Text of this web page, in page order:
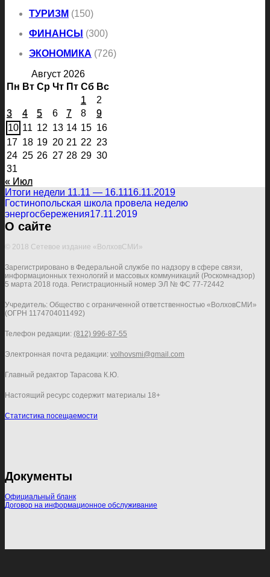
ТУРИЗМ (150)
ФИНАНСЫ (300)
ЭКОНОМИКА (726)
Август 2026
Пн Вт Ср Чт Пт Сб Вс
1
2
3
4 5 6 7 8
9
10 11 12 13 14 15 16
17 18 19 20 21 22 23
24 25 26 27 28 29 30
31
« Июл
Итоги недели 11.11 — 16.1116.11.2019
Гостинопольская школа провела неделю
энергосбережения17.11.2019
О сайте
© 2018 Сетевое издание «ВолховСМИ»
Зарегистрировано в Федеральной службе по надзору в сфере связи,
информационных технологий и массовых коммуникаций (Роскомнадзор)
5 марта 2018 года. Регистрационный номер ЭЛ № ФС 77-72442
Учредитель: Общество с ограниченной ответственностью «ВолховСМИ»
(ОГРН 1174704011492)
Телефон редакции: (812) 996-87-55
Электронная почта редакции: volhovsmi@gmail.com
Главный редактор Тарасова К.Ю.
Настоящий ресурс содержит материалы 18+
Статистика посещаемости
Документы
Официальный бланк
Договор на информационное обслуживание